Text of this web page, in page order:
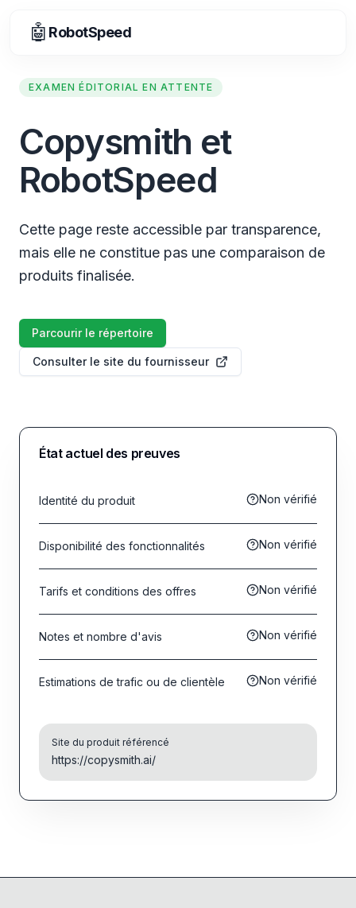
🤖 RobotSpeed
EXAMEN ÉDITORIAL EN ATTENTE
Copysmith et
RobotSpeed
Cette page reste accessible par transparence,
mais elle ne constitue pas une comparaison de
produits finalisée.
Parcourir le répertoire
Consulter le site du fournisseur
État actuel des preuves
Identité du produit Non vérifié
Disponibilité des fonctionnalités Non vérifié
Tarifs et conditions des offres Non vérifié
Notes et nombre d'avis Non vérifié
Estimations de trafic ou de clientèle Non vérifié
Site du produit référencé
https://copysmith.ai/